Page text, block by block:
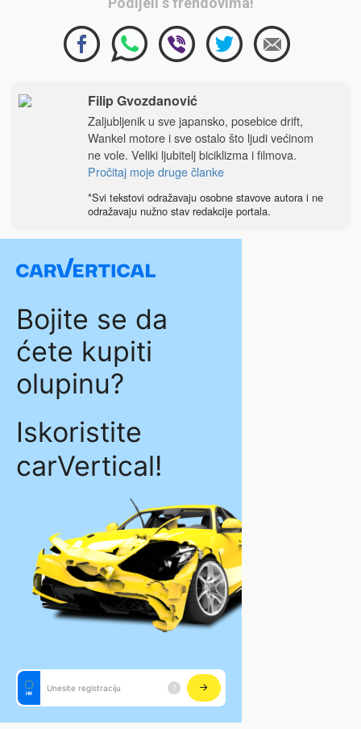
Filip Gvozdanović
Zaljubljenik u sve japansko, posebice drift,
Wankel motore i sve ostalo što ljudi većinom
ne vole. Veliki ljubitelj biciklizma i filmova.
Pročitaj moje druge članke
*Svi tekstovi odražavaju osobne stavove autora i ne
odražavaju nužno stav redakcije portala.